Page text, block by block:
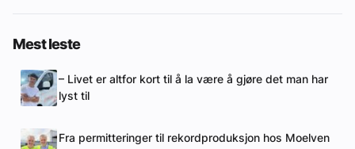
Mest leste
– Livet er altfor kort til å la være å gjøre det man har
lyst til
Fra permitteringer til rekordproduksjon hos Moelven